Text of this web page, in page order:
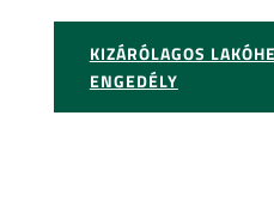
KIZÁRÓLAGOS
ENGEDÉLY